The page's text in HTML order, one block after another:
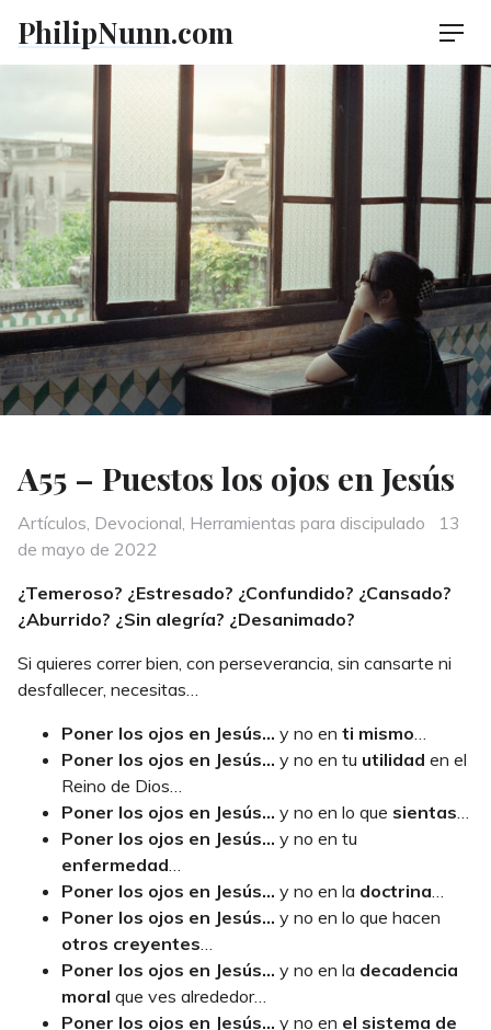
content
PhilipNunn.com
A55 – Puestos los ojos en Jesús
Categories
Artículos, Devocional, Herramientas para discipulado
13
de mayo de 2022
¿Temeroso? ¿Estresado? ¿Confundido? ¿Cansado?
¿Aburrido? ¿Sin alegría? ¿Desanimado?
Si quieres correr bien, con perseverancia, sin cansarte ni
desfallecer, necesitas…
Poner los ojos en Jesús… y no en ti mismo…
Poner los ojos en Jesús… y no en tu utilidad en el
Reino de Dios…
Poner los ojos en Jesús… y no en lo que sientas…
Poner los ojos en Jesús… y no en tu
enfermedad…
Poner los ojos en Jesús… y no en la doctrina…
Poner los ojos en Jesús… y no en lo que hacen
otros creyentes…
Poner los ojos en Jesús… y no en la decadencia
moral que ves alrededor…
Poner los ojos en Jesús… y no en el sistema de